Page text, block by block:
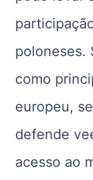
poloneses.
como
europeu,
defende
acesso ao